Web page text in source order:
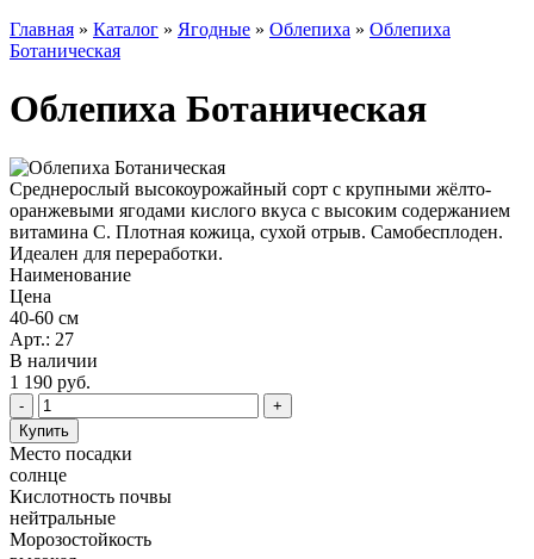
Главная » Каталог » Ягодные » Облепиха » Облепиха
Ботаническая
Облепиха Ботаническая
Среднерослый высокоурожайный сорт с крупными жёлто-
оранжевыми ягодами кислого вкуса с высоким содержанием
витамина С. Плотная кожица, сухой отрыв. Самобесплоден.
Идеален для переработки.
Наименование
Цена
40-60 см
Арт.: 27
В наличии
1 190 руб.
Место посадки
солнце
Кислотность почвы
нейтральные
Морозостойкость